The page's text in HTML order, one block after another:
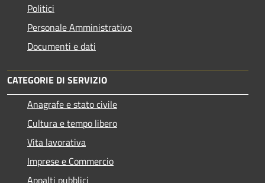
Politici
Personale Amministrativo
Documenti e dati
CATEGORIE DI SERVIZIO
Anagrafe e stato civile
Cultura e tempo libero
Vita lavorativa
Imprese e Commercio
Appalti pubblici